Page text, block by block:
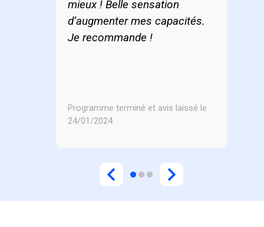
mieux ! Belle sensation
d’augmenter mes capacités.
Je recommande !
Programme terminé et avis laissé le
24/01/2024